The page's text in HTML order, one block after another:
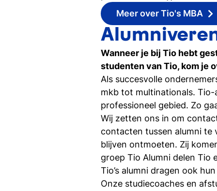
Meer over Tio's MBA
Wanneer je bij Tio hebt
studenten van Tio, kom je
Als succesvolle
mkb tot multinationals. Tio-
professioneel gebied. Zo
Wij zetten ons in om
contacten tussen alumni te
blijven ontmoeten. Zij
groep Tio Alumni delen Tio
Tio’s alumni dragen ook
Onze studiecoaches en